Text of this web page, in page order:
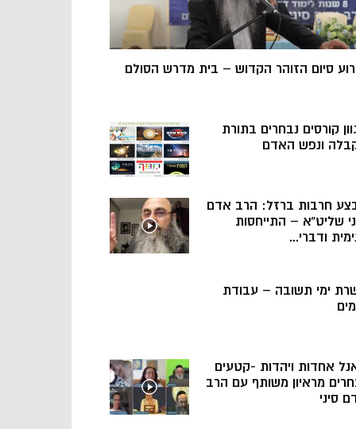
סיום הזוהר הקדוש – בית מדרש הסולם
קורסים נבחרים בתורת
ונפש האדם
חרבות ברזל: הרב אדם
שליט”א – התייחסות
ודברי...
ימי תשובה – עבודת
אחדות ויהדות -קטעים
מראיון משותף עם הרב
סיני